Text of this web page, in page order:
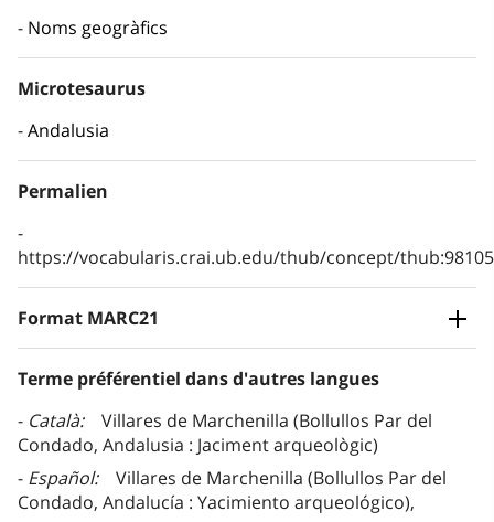
Noms geogràfics
Microtesaurus
Andalusia
Permalien
https://vocabularis.crai.ub.edu/thub/concept/
Format MARC21
Terme préférentiel dans d'autres langues
Català
Villares de Marchenilla (Bollullos Par del
Condado, Andalusia : Jaciment arqueològic)
Español
Villares de Marchenilla (Bollullos Par del
Condado, Andalucía : Yacimiento arqueológico),